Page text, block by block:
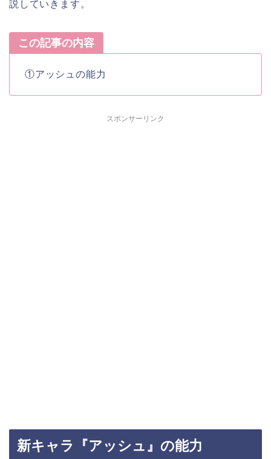
説していきます。
この記事の内容
①アッシュの能力
スポンサーリンク
新キャラ『アッシュ』の能力